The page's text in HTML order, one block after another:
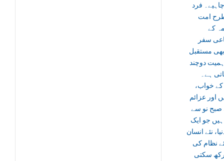
فرد
امت
کے
سفر
مستقبل
دوچند
ہے۔
خواب،
اور عزائم
نو سے
جو ایک
نئے انسان
نظام کی
رکھ سکتی